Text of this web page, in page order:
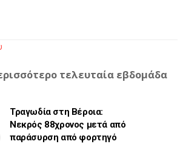
τελευταία εβδομάδα
Τραγωδία στη Βέροια:
Νεκρός 88χρονος μετά από
παράσυρση από φορτηγό